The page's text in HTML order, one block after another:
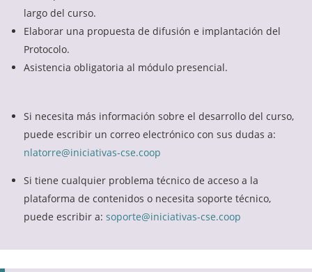
largo del curso.
Elaborar una propuesta de difusión e implantación del
Protocolo.
Asistencia obligatoria al módulo presencial.
Si necesita más información sobre el desarrollo del curso,
puede escribir un correo electrónico con sus dudas a:
nlatorre@iniciativas-cse.coop
Si tiene cualquier problema técnico de acceso a la
plataforma de contenidos o necesita soporte técnico,
puede escribir a: soporte@iniciativas-cse.coop